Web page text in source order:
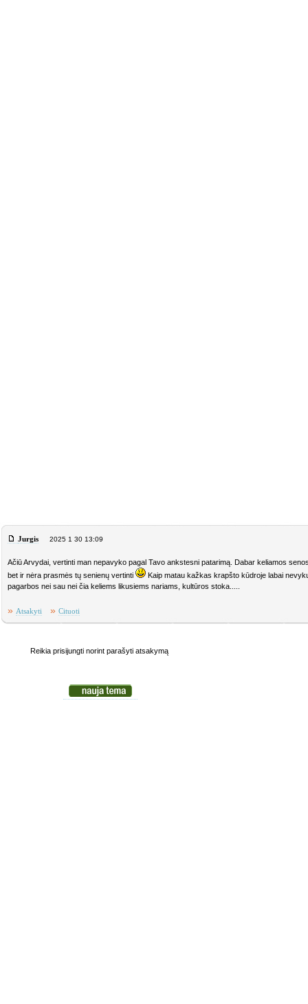
Jurgis 2025 1 30 13:09
Ačiū Arvydai, vertinti man nepavyko pagal Tavo ankstesni patarimą. Dabar keliamos
bet ir nėra prasmės tų senienų vertinti
Kaip matau kažkas krapšto kūdroje labai
pagarbos nei sau nei čia keliems likusiems nariams, kultūros stoka.....
» Atsakyti » Cituoti
Reikia prisijungti norint parašyti atsakymą